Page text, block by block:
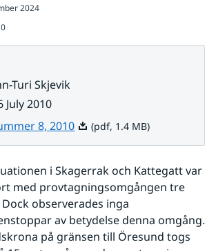
2024
Turi Skjevik
July 2010
8, 2010Pdf, 1.4 MB.
(pdf, 1.4 MB)
i Skagerrak och Kattegatt var
med provtagningsomgången tre
observerades inga
av betydelse denna omgång.
på gränsen till Öresund togs